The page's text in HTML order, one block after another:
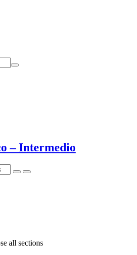
– Intermedio
all sections